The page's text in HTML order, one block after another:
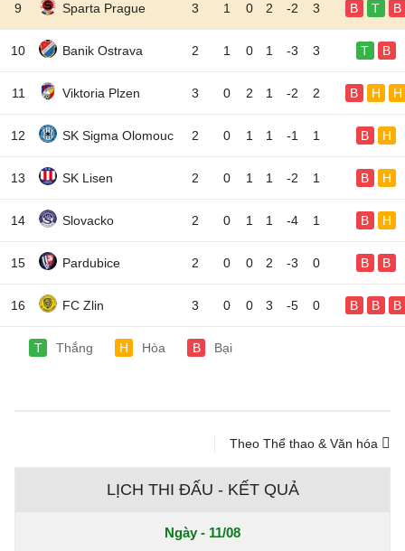
9 Sparta Prague 3 1 0 2 -2 3 B T B
10 Banik Ostrava 2 1 0 1 -3 3 T B
11 Viktoria Plzen 3 0 2 1 -2 2 B H H
12 SK Sigma Olomouc 2 0 1 1 -1 1 B H
13 SK Lisen 2 0 1 1 -2 1 B H
14 Slovacko 2 0 1 1 -4 1 B H
15 Pardubice 2 0 0 2 -3 0 B B
16 FC Zlin 3 0 0 3 -5 0 B B B
T Thắng H Hòa B Bại
Theo Thể thao & Văn hóa
LỊCH THI ĐẤU - KẾT QUẢ
Ngày - 11/08